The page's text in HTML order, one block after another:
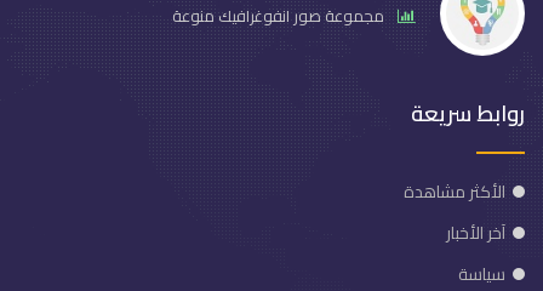
مجموعة صور انفوغرافيك منوعة
روابط سريعة
الأكثر مشاهدة
آخر الأخبار
سياسة